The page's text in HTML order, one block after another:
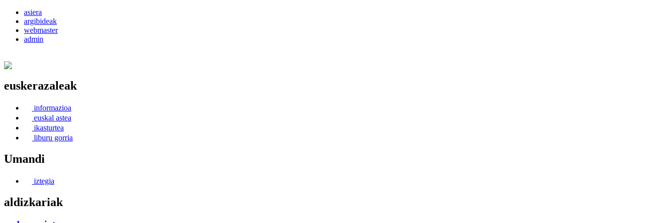
asiera
argibideak
webmaster
admin
euskerazaleak
informazioa
euskal astea
ikasturtea
liburu gorria
Umandi
iztegia
aldizkariak